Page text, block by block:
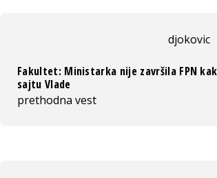
djokovic
Fakultet: Ministarka nije završila FPN
sajtu Vlade
prethodna vest